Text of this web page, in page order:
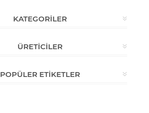
KATEGORILER
ÜRETICILER
POPÜLER ETIKETLER